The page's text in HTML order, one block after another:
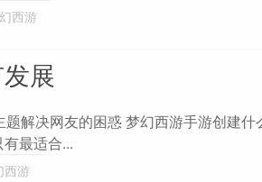
西游
展
解决网友的困惑 梦幻西游手游创建什
最适合...
西游